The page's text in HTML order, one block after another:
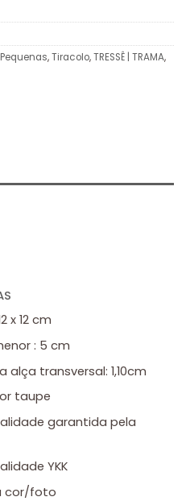
Pequenas,Tiracolo,TRESSÊ | TRAMA,
x 12 cm
: 5 cm
transversal: 1,10cm
taupe
garantida pela
YKK
cor/foto